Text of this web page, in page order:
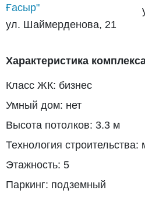
Ғасыр"
ул. Шаймерденова, 21
Характеристика
Класс ЖК: бизнес
Умный дом: нет
Высота потолков: 3.3 м
Технология строительства:
Этажность: 5
Паркинг: подземный